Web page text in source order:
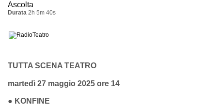
Ascolta
Durata 2h 5m 40s
TUTTA SCENA TEATRO
martedì 27 maggio 2025 ore 14
● KONFINE